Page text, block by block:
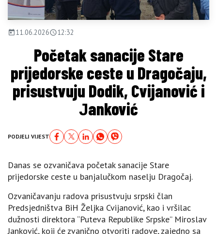
11.06.2026 12:32
Početak sanacije Stare
prijedorske ceste u Dragočaju,
prisustvuju Dodik, Cvijanović i
Јanković
PODJELI VIJEST
Danas se ozvaničava početak sanacije Stare
prijedorske ceste u banjalučkom naselju Dragočaj.
Ozvaničavanju radova prisustvuju srpski član
Predsjedništva BiH Željka Cvijanović, kao i vršilac
dužnosti direktora “Puteva Republike Srpske” Miroslav
Јanković, koji će zvanično otvoriti radove, zajedno sa